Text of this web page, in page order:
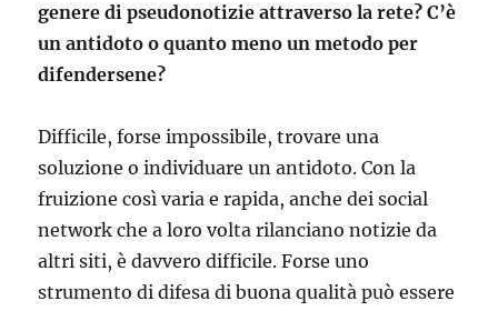
genere di pseudonotizie attraverso la rete? C’è
un antidoto o quanto meno un metodo per
difendersene?
Difficile, forse impossibile, trovare una
soluzione o individuare un antidoto. Con la
fruizione così varia e rapida, anche dei social
network che a loro volta rilanciano notizie da
altri siti, è davvero difficile. Forse uno
strumento di difesa di buona qualità può essere